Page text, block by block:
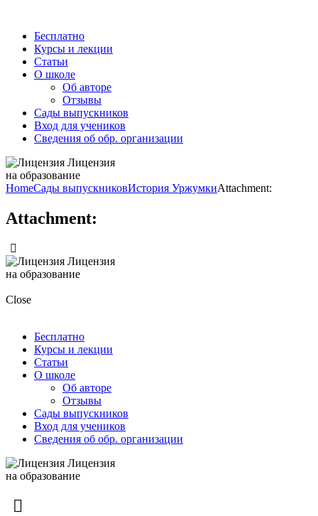
Бесплатно
Курсы и лекции
Статьи
О школе
Об авторе
Отзывы
Сады выпускников
Вход для учеников
Сведения об обр. организации
Лицензия
на образование
HomeСады выпускниковИстория УржумкиAttachment:
Attachment:
Лицензия
на образование
Close
Бесплатно
Курсы и лекции
Статьи
О школе
Об авторе
Отзывы
Сады выпускников
Вход для учеников
Сведения об обр. организации
Лицензия
на образование